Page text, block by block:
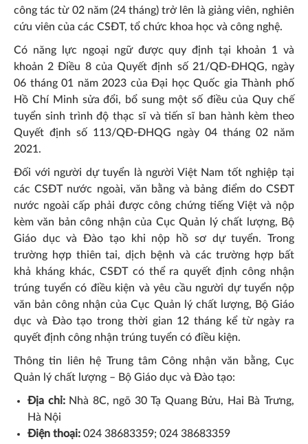
công tác từ 02 năm (24 tháng) trở lên là giảng viên, nghiên
cứu viên của các CSĐT, tổ chức khoa học và công nghệ.
Có năng lực ngoại ngữ được quy định tại khoản 1 và
khoản 2 Điều 8 của Quyết định số 21/QĐ-ĐHQG, ngày
06 tháng 01 năm 2023 của Đại học Quốc gia Thành phố
Hồ Chí Minh sửa đổi, bổ sung một số điều của Quy chế
tuyển sinh trình độ thạc sĩ và tiến sĩ ban hành kèm theo
Quyết định số 113/QĐ-ĐHQG ngày 04 tháng 02 năm
2021.
Đối với người dự tuyển là người Việt Nam tốt nghiệp tại
các CSĐT nước ngoài, văn bằng và bảng điểm do CSĐT
nước ngoài cấp phải được công chứng tiếng Việt và nộp
kèm văn bản công nhận của Cục Quản lý chất lượng, Bộ
Giáo dục và Đào tạo khi nộp hồ sơ dự tuyển. Trong
trường hợp thiên tai, dịch bệnh và các trường hợp bất
khả kháng khác, CSĐT có thể ra quyết định công nhận
trúng tuyển có điều kiện và yêu cầu người dự tuyển nộp
văn bản công nhận của Cục Quản lý chất lượng, Bộ Giáo
dục và Đào tạo trong thời gian 12 tháng kể từ ngày ra
quyết định công nhận trúng tuyển có điều kiện.
Thông tin liên hệ Trung tâm Công nhận văn bằng, Cục
Quản lý chất lượng – Bộ Giáo dục và Đào tạo:
Địa chỉ: Nhà 8C, ngõ 30 Tạ Quang Bửu, Hai Bà Trưng,
Hà Nội
Điện thoại: 024 38683359; 024 38683359